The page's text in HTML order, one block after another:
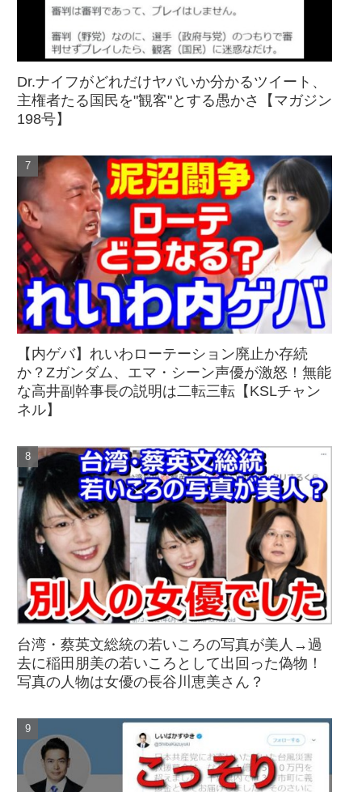
Dr.ナイフがどれだけヤバいか分かるツイート、
主権者たる国民を"観客"とする愚かさ【マガジン
198号】
【内ゲバ】れいわローテーション廃止か存続
か？Zガンダム、エマ・シーン声優が激怒！無能
な高井副幹事長の説明は二転三転【KSLチャン
ネル】
台湾・蔡英文総統の若いころの写真が美人→過
去に稲田朋美の若いころとして出回った偽物！
写真の人物は女優の長谷川恵美さん？